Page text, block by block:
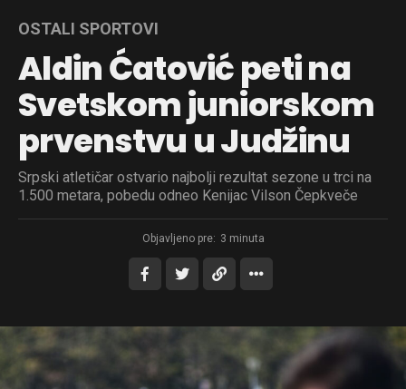
OSTALI SPORTOVI
Aldin Ćatović peti na
Svetskom juniorskom
prvenstvu u Judžinu
Srpski atletičar ostvario najbolji rezultat sezone u trci na
1.500 metara, pobedu odneo Kenijac Vilson Čepkveče
Objavljeno pre: 3 minuta
Flipboard